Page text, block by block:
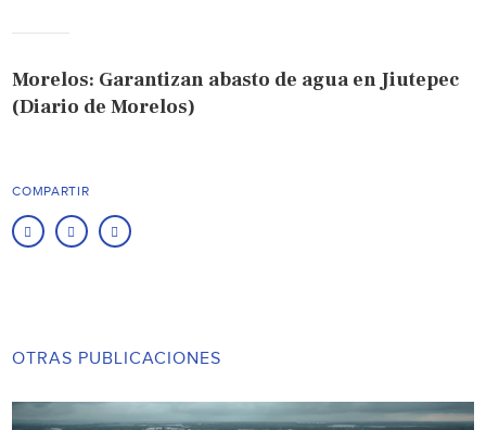
Morelos: Garantizan abasto de agua en Jiutepec
(Diario de Morelos)
COMPARTIR
OTRAS PUBLICACIONES